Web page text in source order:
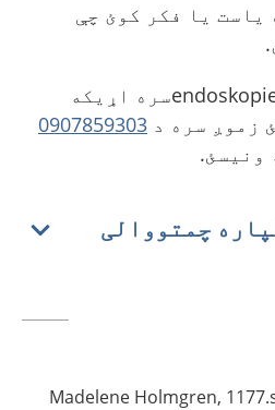
یاست یا فکر کوئ چې
آیا باید له endoskopienhetenسره اړیکه
زموږ سره د 0907859303
ونیسئ.
چمتووالی
Madelene Holmgren,